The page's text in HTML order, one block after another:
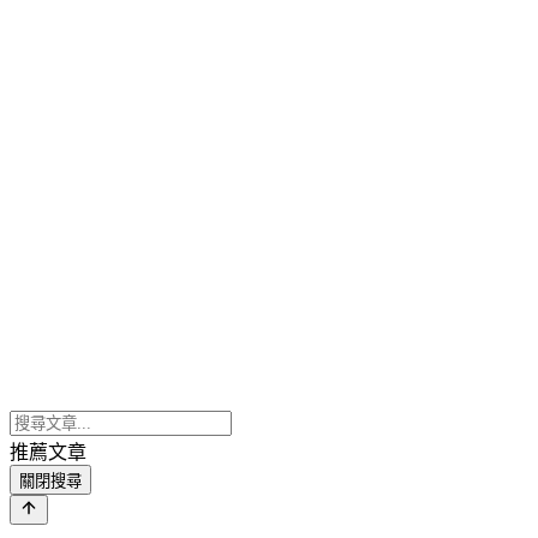
推薦文章
關閉搜尋